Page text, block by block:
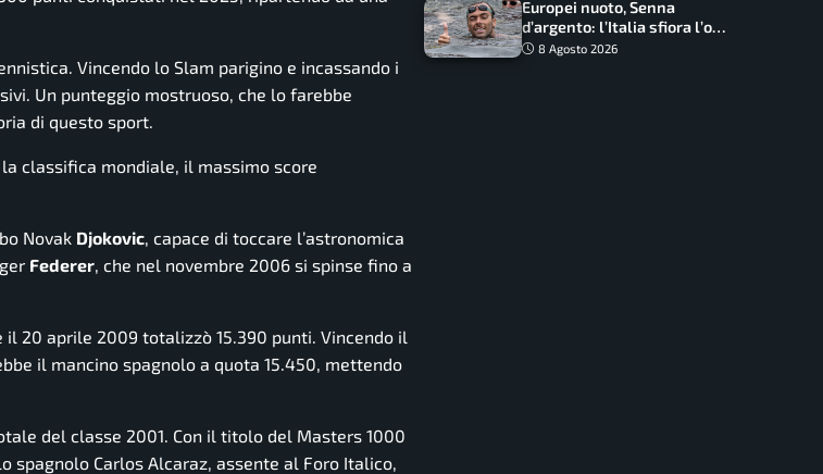
Vincendo lo Slam parigino e incassando i
Un punteggio mostruoso, che lo farebbe
di questo sport.
la classifica mondiale, il massimo score
Novak Djokovic , capace di toccare l’astronomica
Federer , che nel novembre 2006 si spinse fino a
il 20 aprile 2009 totalizzò 15.390 punti. Vincendo il
il mancino spagnolo a quota 15.450, mettendo
del classe 2001. Con il titolo del Masters 1000
Carlos Alcaraz, assente al Foro Italico,
Europei nuoto, Senna
d’argento: l’Italia sfiora l’oro
nella staffetta, Paltrinieri
8 Agosto 2026